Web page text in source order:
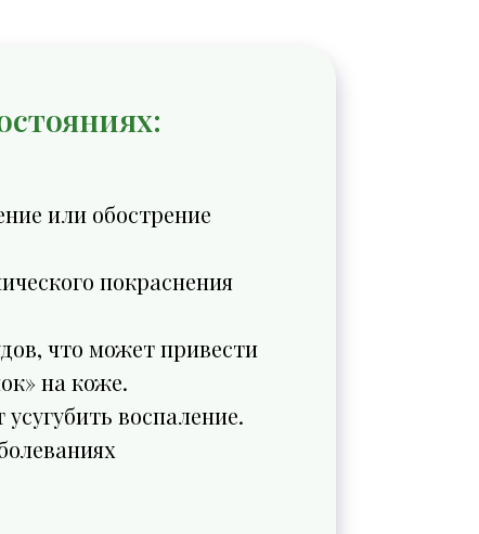
или обострение
покраснения
что может привести
на коже.
воспаление.